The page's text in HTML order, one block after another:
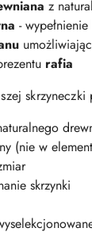
z
-
rafia
skrzyneczki
(nie w
skrzynki